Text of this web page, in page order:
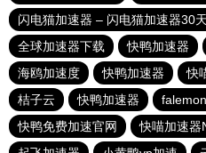
闪电猫加速器 – 闪电猫加速器30
全球加速器下载
快鸭加速器
海鸥加速度
快鸭加速器 快
桔子云
快鸭加速器
快鸭免费加速官网
快喵加速器